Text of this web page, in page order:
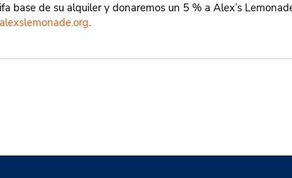
base de su alquiler y donaremos un 5 % a Alex’s
alexslemonade.org.